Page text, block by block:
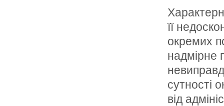
її
окремих
надмірне
сутності
від